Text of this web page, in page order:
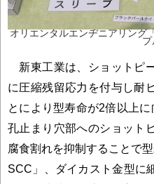
オリエンタルエンヂニアリング
新東工業は、ショットピ
に圧縮残留応力を付与し耐
とにより型寿命が2倍以上
孔止まり穴部へのショット
腐食割れを抑制することで
SCC」、ダイカスト金型に